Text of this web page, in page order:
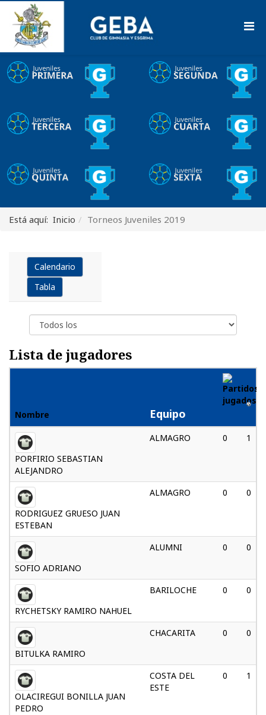
Está aquí: Inicio Torneos Juveniles 2019
Calendario
Tabla
Lista de jugadores
Nombre Equipo
PORFIRIO SEBASTIAN
ALEJANDRO
ALMAGRO 0 1
RODRIGUEZ GRUESO JUAN
ESTEBAN
ALMAGRO 0 0
SOFIO ADRIANO
ALUMNI 0 0
RYCHETSKY RAMIRO NAHUEL
BARILOCHE 0 0
BITULKA RAMIRO
CHACARITA 0 0
OLACIREGUI BONILLA JUAN
PEDRO
COSTA DEL
ESTE
0 1